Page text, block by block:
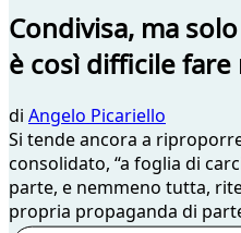
Condivisa, ma
è così difficile
di Angelo Picariello
Si tende ancora a
consolidato, “a foglia di
parte, e nemmeno tutta,
propria propaganda di